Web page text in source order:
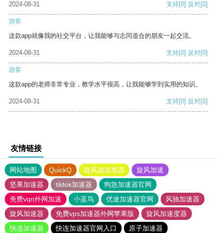
2024-08-31 支持[0] 反对[0]
游客
这款app就像我的社交平台，让我能够与志同道合的朋友一起交流。
2024-08-31 支持[0] 反对[0]
游客
这款app的老师非常专业，教学水平很高，让我能够学到实用的知识。
2024-08-31 支持[0] 反对[0]
友情链接
网站地图 QuickQ 旋风加速度器
旋风加速
坚果加速器
tiktok加速器
狗急加速器官网
免费vqn外网加速
小蓝鸟 优途加速器官网
风驰加速器
旋风加速器
免费vps加速器外网苹果版
旋风加速度器
快连加速器
快连加速器官网入口
原子加速器